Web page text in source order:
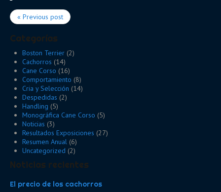
« Previous post
Categorías
Boston Terrier (2)
Cachorros (14)
Cane Corso (16)
Comportamiento (8)
Cria y Selección (14)
Despedidas (2)
Handling (5)
Monográfica Cane Corso (5)
Noticias (3)
Resultados Exposiciones (27)
Resumen Anual (6)
Uncategorized (2)
Noticias recientes
El precio de los cachorros